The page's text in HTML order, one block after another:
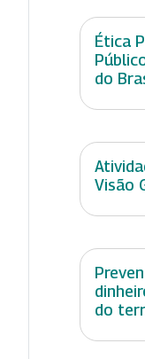
Ética
do
Visão
do